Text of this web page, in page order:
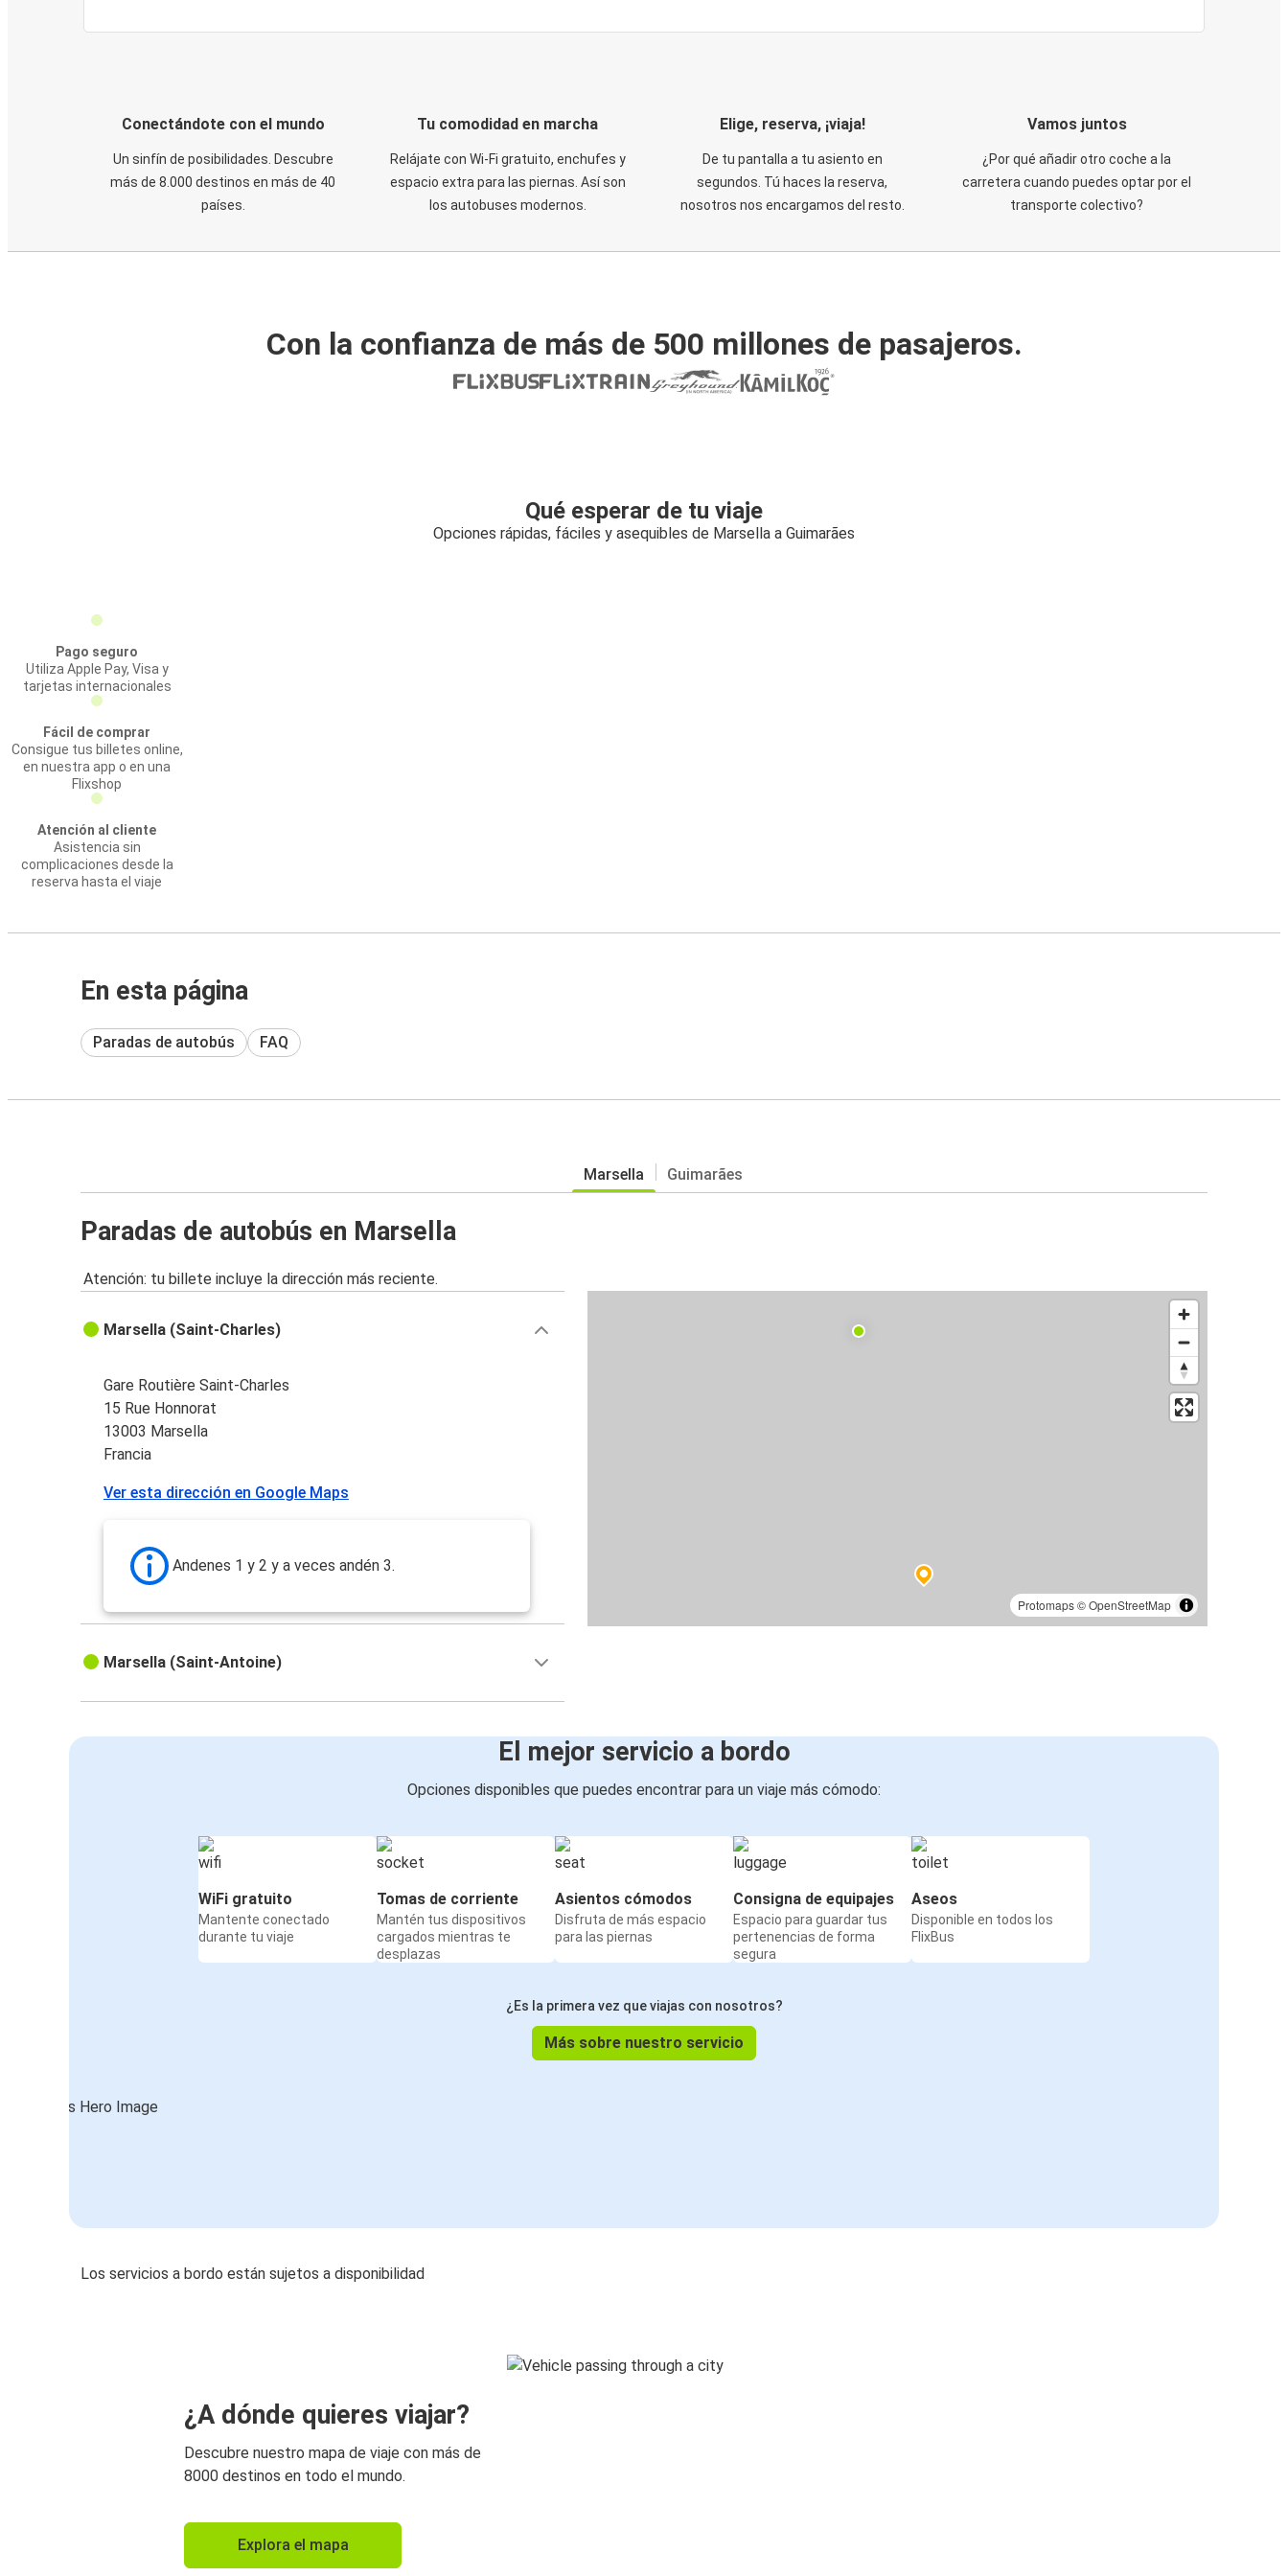
Conectándote con el mundo
Un sinfín de posibilidades. Descubre
más de 8.000 destinos en más de 40
países.
Tu comodidad en marcha
Relájate con Wi-Fi gratuito, enchufes y
espacio extra para las piernas. Así son
los autobuses modernos.
Elige, reserva, ¡viaja!
De tu pantalla a tu asiento en
segundos. Tú haces la reserva,
nosotros nos encargamos del resto.
Vamos juntos
¿Por qué añadir otro coche a la
carretera cuando puedes optar por el
transporte colectivo?
Con la confianza de más de 500 millones de pasajeros.
Qué esperar de tu viaje
Opciones rápidas, fáciles y asequibles de Marsella a Guimarães
Pago seguro
Utiliza Apple Pay, Visa y
tarjetas internacionales
Fácil de comprar
Consigue tus billetes online,
en nuestra app o en una
Flixshop
Atención al cliente
Asistencia sin
complicaciones desde la
reserva hasta el viaje
En esta página
Paradas de autobús FAQ
Marsella Guimarães
Paradas de autobús en Marsella
Atención: tu billete incluye la dirección más reciente.
Protomaps©OpenStreetMap
Marsella (Saint-Charles)
Gare Routière Saint-Charles
15 Rue Honnorat
13003 Marsella
Francia
Ver esta dirección en Google Maps
Andenes 1 y 2 y a veces andén 3.
Marsella (Saint-Antoine)
El mejor servicio a bordo
Opciones disponibles que puedes encontrar para un viaje más cómodo:
WiFi gratuito
Mantente conectado
durante tu viaje
Tomas de corriente
Mantén tus dispositivos
cargados mientras te
desplazas
Asientos cómodos
Disfruta de más espacio
para las piernas
Consigna de equipajes
Espacio para guardar tus
pertenencias de forma
segura
Aseos
Disponible en todos los
FlixBus
¿Es la primera vez que viajas con nosotros?
Más sobre nuestro servicio
Los servicios a bordo están sujetos a disponibilidad
¿A dónde quieres viajar?
Descubre nuestro mapa de viaje con más de
8000 destinos en todo el mundo.
Explora el mapa